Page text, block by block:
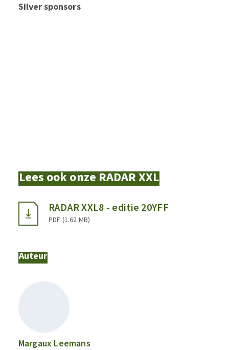
Silver sponsors
Lees ook onze RADAR XXL
RADAR XXL8 - editie 20YFF
PDF (1.62 MB)
Auteur
Margaux Leemans